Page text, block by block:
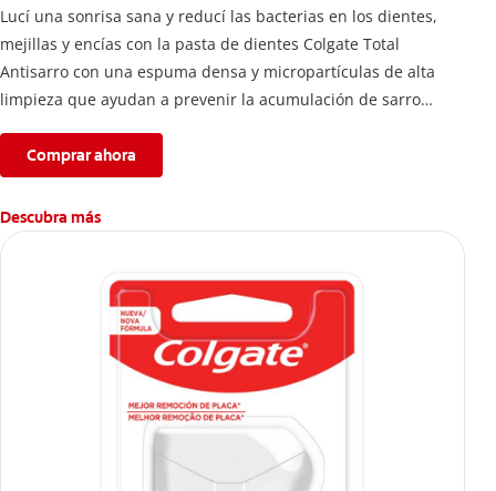
Lucí una sonrisa sana y reducí las bacterias en los dientes,
mejillas y encías con la pasta de dientes Colgate Total
Antisarro con una espuma densa y micropartículas de alta
limpieza que ayudan a prevenir la acumulación de sarro
Comprar ahora
Descubra más